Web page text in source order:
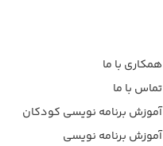
همکاری با ما
تماس با ما
آموزش برنامه نویسی کودکان
آموزش برنامه نویسی